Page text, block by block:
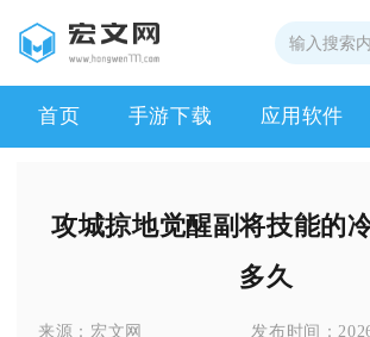
首页 手游下载 应用软件
攻城掠地觉醒副将技能的
多久
来源： 宏文网 发布时间：